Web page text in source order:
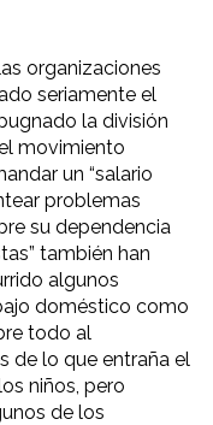
organizaciones
seriamente el
la división
movimiento
un “salario
problemas
su dependencia
también han
algunos
doméstico como
todo al
de lo que entraña el
niños, pero
de los